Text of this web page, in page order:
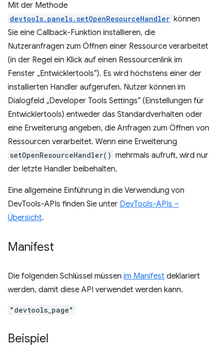
Mit der Methode
devtools.panels.setOpenResourceHandler können
Sie eine Callback-Funktion installieren, die
Nutzeranfragen zum Öffnen einer Ressource verarbeitet
(in der Regel ein Klick auf einen Ressourcenlink im
Fenster „Entwicklertools“). Es wird höchstens einer der
installierten Handler aufgerufen. Nutzer können im
Dialogfeld „Developer Tools Settings“ (Einstellungen für
Entwicklertools) entweder das Standardverhalten oder
eine Erweiterung angeben, die Anfragen zum Öffnen von
Ressourcen verarbeitet. Wenn eine Erweiterung
setOpenResourceHandler() mehrmals aufruft, wird nur
der letzte Handler beibehalten.
Eine allgemeine Einführung in die Verwendung von
DevTools-APIs finden Sie unter DevTools-APIs –
Übersicht.
Manifest
Die folgenden Schlüssel müssen im Manifest deklariert
werden, damit diese API verwendet werden kann.
"devtools_page"
Beispiel